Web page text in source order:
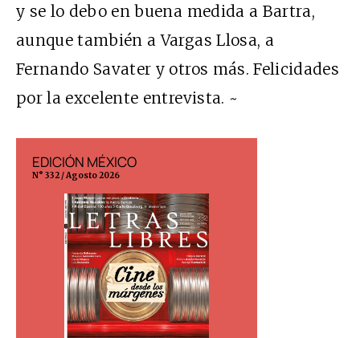
y se lo debo en buena medida a Bartra,
aunque también a Vargas Llosa, a
Fernando Savater y otros más. Felicidades
por la excelente entrevista. ~
EDICIÓN MÉXICO
N° 332 / Agosto 2026